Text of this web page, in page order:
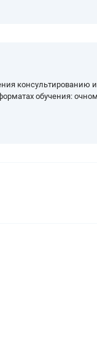
консультированию и
обучения: